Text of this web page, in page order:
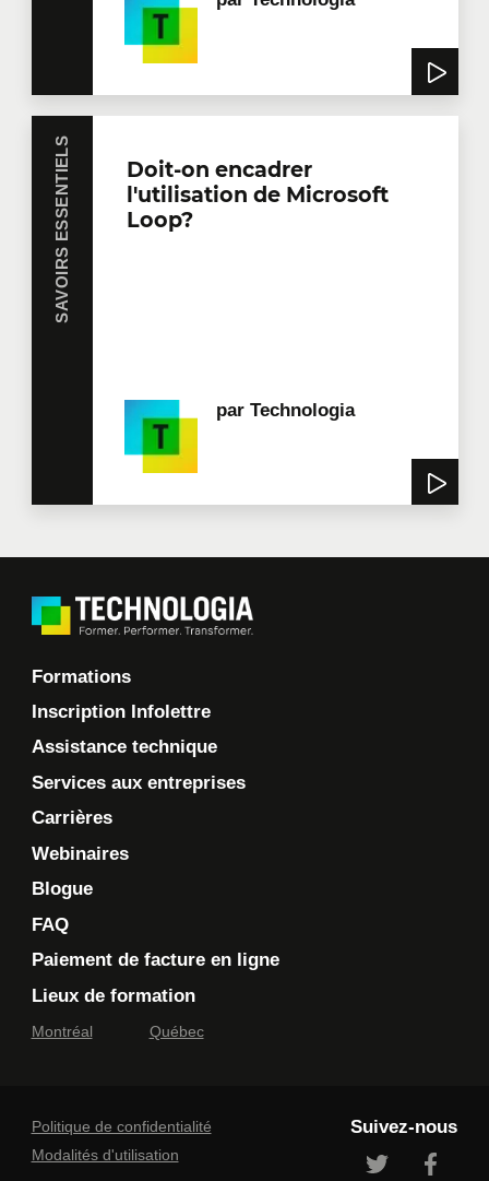
SAVOIRS ESSENTIELS
Doit-on encadrer
l'utilisation de Microsoft
Loop?
parTechnologia
Formations
Inscription Infolettre
Assistance technique
Services aux entreprises
Carrières
Webinaires
Blogue
FAQ
Paiement de facture en ligne
Lieux de formation
Montréal Québec
Politique de confidentialité
Modalités d'utilisation
Suivez-nous